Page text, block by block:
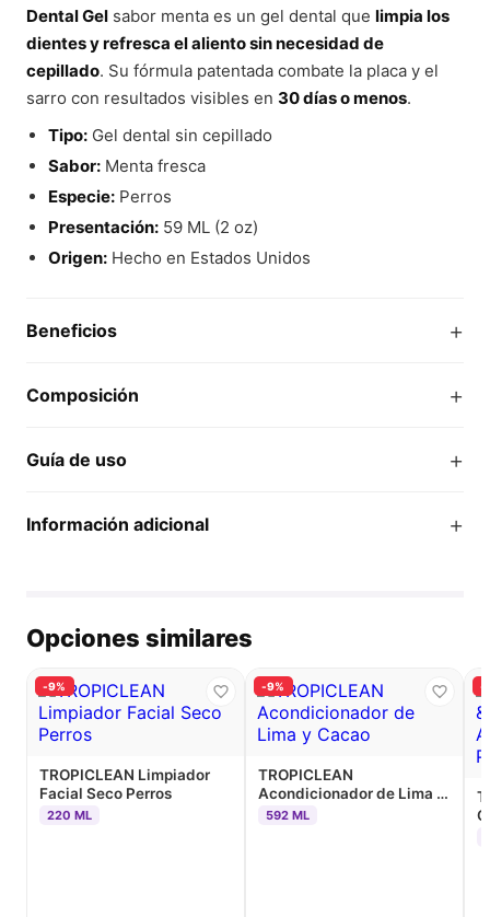
Dental Gel sabor menta es un gel dental que limpia los
dientes y refresca el aliento sin necesidad de
cepillado. Su fórmula patentada combate la placa y el
sarro con resultados visibles en 30 días o menos.
Tipo:Gel dental sin cepillado
Sabor:Menta fresca
Especie:Perros
Presentación:59 ML (2 oz)
Origen:Hecho en Estados Unidos
Beneficios +
Composición +
Guía de uso +
Información adicional +
Opciones similares
-9%
TROPICLEAN Limpiador
Facial Seco Perros
220 ML
-9%
TROPICLEAN
Acondicionador de Lima y
Cacao
592 ML
-